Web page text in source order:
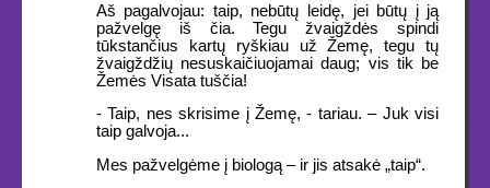
Aš pagalvojau: taip, nebūtų leidę, jei būtų į ją
pažvelgę iš čia. Tegu žvaigždės spindi
tūkstančius kartų ryškiau už Žemę, tegu tų
žvaigždžių nesuskaičiuojamai daug; vis tik be
Žemės Visata tuščia!
- Taip, nes skrisime į Žemę, - tariau. – Juk visi
taip galvoja...
Mes pažvelgėme į biologą – ir jis atsakė „taip“.